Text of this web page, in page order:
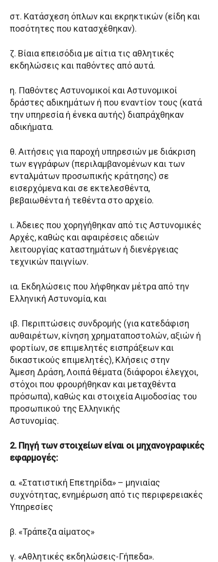
στ. Κατάσχεση όπλων και εκρηκτικών (είδη και
ποσότητες που κατασχέθηκαν).
ζ. Βίαια επεισόδια με αίτια τις αθλητικές
εκδηλώσεις και παθόντες από αυτά.
η. Παθόντες Αστυνομικοί και Αστυνομικοί
δράστες αδικημάτων ή που εναντίον τους (κατά
την υπηρεσία ή ένεκα αυτής) διαπράχθηκαν
αδικήματα.
θ. Αιτήσεις για παροχή υπηρεσιών με διάκριση
των εγγράφων (περιλαμβανομένων και των
ενταλμάτων προσωπικής κράτησης) σε
εισερχόμενα και σε εκτελεσθέντα,
βεβαιωθέντα ή τεθέντα στο αρχείο.
ι. Άδειες που χορηγήθηκαν από τις Αστυνομικές
Αρχές, καθώς και αφαιρέσεις αδειών
λειτουργίας καταστημάτων ή διενέργειας
τεχνικών παιγνίων.
ια. Εκδηλώσεις που λήφθηκαν μέτρα από την
Ελληνική Αστυνομία, και
ιβ. Περιπτώσεις συνδρομής (για κατεδάφιση
αυθαιρέτων, κίνηση χρηματαποστολών, αξιών ή
φορτίων, σε επιμελητές εισπράξεων και
δικαστικούς επιμελητές), Κλήσεις στην
Άμεση Δράση, Λοιπά θέματα (διάφοροι έλεγχοι,
στόχοι που φρουρήθηκαν και μεταχθέντα
πρόσωπα), καθώς και στοιχεία Αιμοδοσίας του
προσωπικού της Ελληνικής
Αστυνομίας.
2. Πηγή των στοιχείων είναι οι μηχανογραφικές
εφαρμογές:
α. «Στατιστική Επετηρίδα» – μηνιαίας
συχνότητας, ενημέρωση από τις περιφερειακές
Υπηρεσίες
β. «Τράπεζα αίματος»
γ. «Αθλητικές εκδηλώσεις-Γήπεδα».